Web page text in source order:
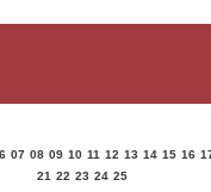
07 08 09 10 11 12 13 14 15 16
21 22 23 24 25